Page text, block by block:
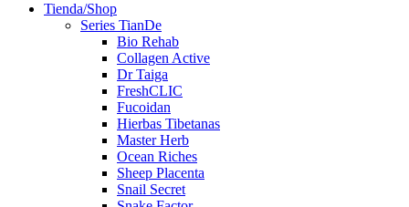
Tienda/Shop
Series TianDe
Bio Rehab
Collagen Active
Dr Taiga
FreshCLIC
Fucoidan
Hierbas Tibetanas
Master Herb
Ocean Riches
Sheep Placenta
Snail Secret